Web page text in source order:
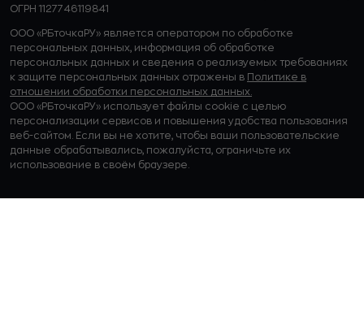
ОГРН 1127746119841
ООО «РБточкаРУ» является оператором по обработке
персональных данных, информация об обработке
персональных данных и сведения о реализуемых требованиях
к защите персональных данных отражены в Политике в
отношении обработки персональных данных.
ООО «РБточкаРУ» использует файлы cookie с целью
персонализации сервисов и повышения удобства пользования
веб-сайтом. Если вы не хотите, чтобы ваши пользовательские
данные обрабатывались, пожалуйста, ограничьте их
использование в своём браузере.